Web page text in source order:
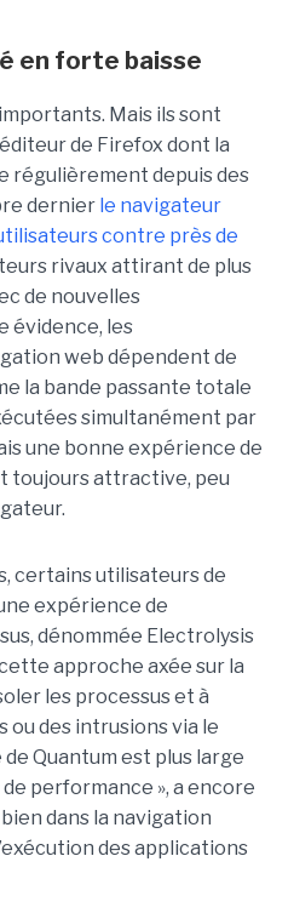
en forte baisse
Mais ils sont
de Firefox dont la
régulièrement depuis des
dernier le navigateur
contre près de
rivaux attirant de plus
de nouvelles
évidence, les
web dépendent de
la bande passante totale
simultanément par
une bonne expérience de
toujours attractive, peu
certains utilisateurs de
expérience de
dénommée Electrolysis
approche axée sur la
les processus et à
ou des intrusions via le
de Quantum est plus large
performance », a encore
dans la navigation
des applications